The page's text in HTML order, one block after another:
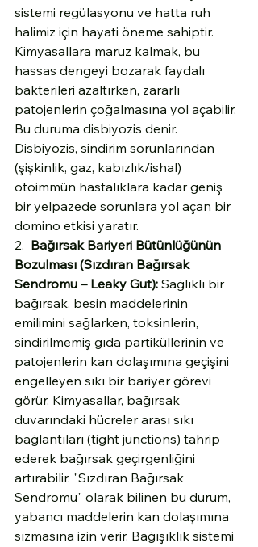
sistemi regülasyonu ve hatta ruh
halimiz için hayati öneme sahiptir.
Kimyasallara maruz kalmak, bu
hassas dengeyi bozarak faydalı
bakterileri azaltırken, zararlı
patojenlerin çoğalmasına yol açabilir.
Bu duruma disbiyozis denir.
Disbiyozis, sindirim sorunlarından
(şişkinlik, gaz, kabızlık/ishal)
otoimmün hastalıklara kadar geniş
bir yelpazede sorunlara yol açan bir
domino etkisi yaratır.
2. Bağırsak Bariyeri Bütünlüğünün
Bozulması (Sızdıran Bağırsak
Sendromu – Leaky Gut): Sağlıklı bir
bağırsak, besin maddelerinin
emilimini sağlarken, toksinlerin,
sindirilmemiş gıda partiküllerinin ve
patojenlerin kan dolaşımına geçişini
engelleyen sıkı bir bariyer görevi
görür. Kimyasallar, bağırsak
duvarındaki hücreler arası sıkı
bağlantıları (tight junctions) tahrip
ederek bağırsak geçirgenliğini
artırabilir. "Sızdıran Bağırsak
Sendromu" olarak bilinen bu durum,
yabancı maddelerin kan dolaşımına
sızmasına izin verir. Bağışıklık sistemi